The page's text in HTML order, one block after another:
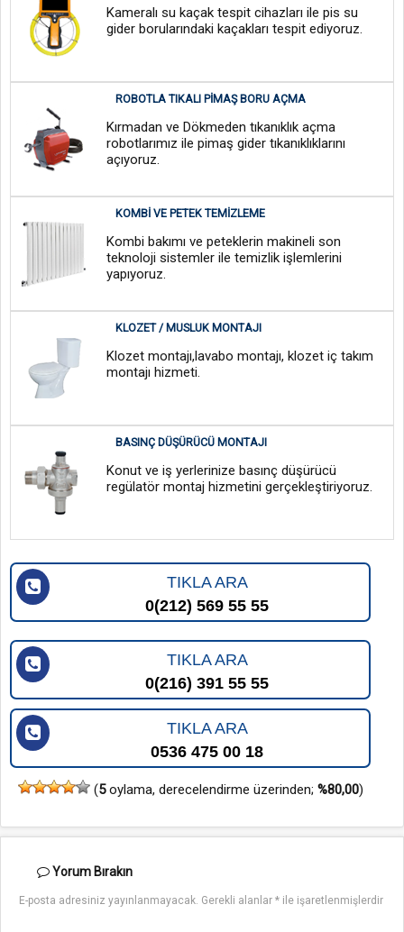
Kameralı su kaçak tespit cihazları ile pis su
gider borularındaki kaçakları tespit ediyoruz.
ROBOTLA TIKALI PIMAŞ BORU AÇMA
Kırmadan ve Dökmeden tıkanıklık açma
robotlarımız ile pimaş gider tıkanıklıklarını
açıyoruz.
KOMBI VE PETEK TEMIZLEME
Kombi bakımı ve peteklerin makineli son
teknoloji sistemler ile temizlik işlemlerini
yapıyoruz.
KLOZET / MUSLUK MONTAJI
Klozet montajı,lavabo montajı, klozet iç takım
montajı hizmeti.
BASINÇ DÜŞÜRÜCÜ MONTAJI
Konut ve iş yerlerinize basınç düşürücü
regülatör montaj hizmetini gerçekleştiriyoruz.
TIKLA ARA
0(212) 569 55 55
TIKLA ARA
0(216) 391 55 55
TIKLA ARA
0536 475 00 18
(5oylama, derecelendirme üzerinden; %80,00)
Yorum Bırakın
E-posta adresiniz yayınlanmayacak. Gerekli alanlar * ile işaretlenmişlerdir